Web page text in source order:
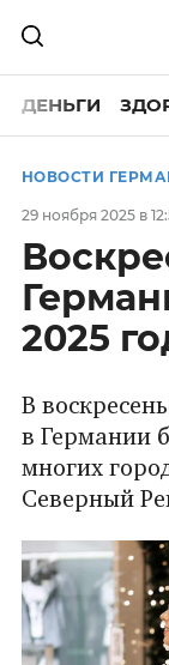
ДЕНЬГИ
НОВОСТИ
29 ноября 2025 в
2025
В
в Германии
многих
Северный